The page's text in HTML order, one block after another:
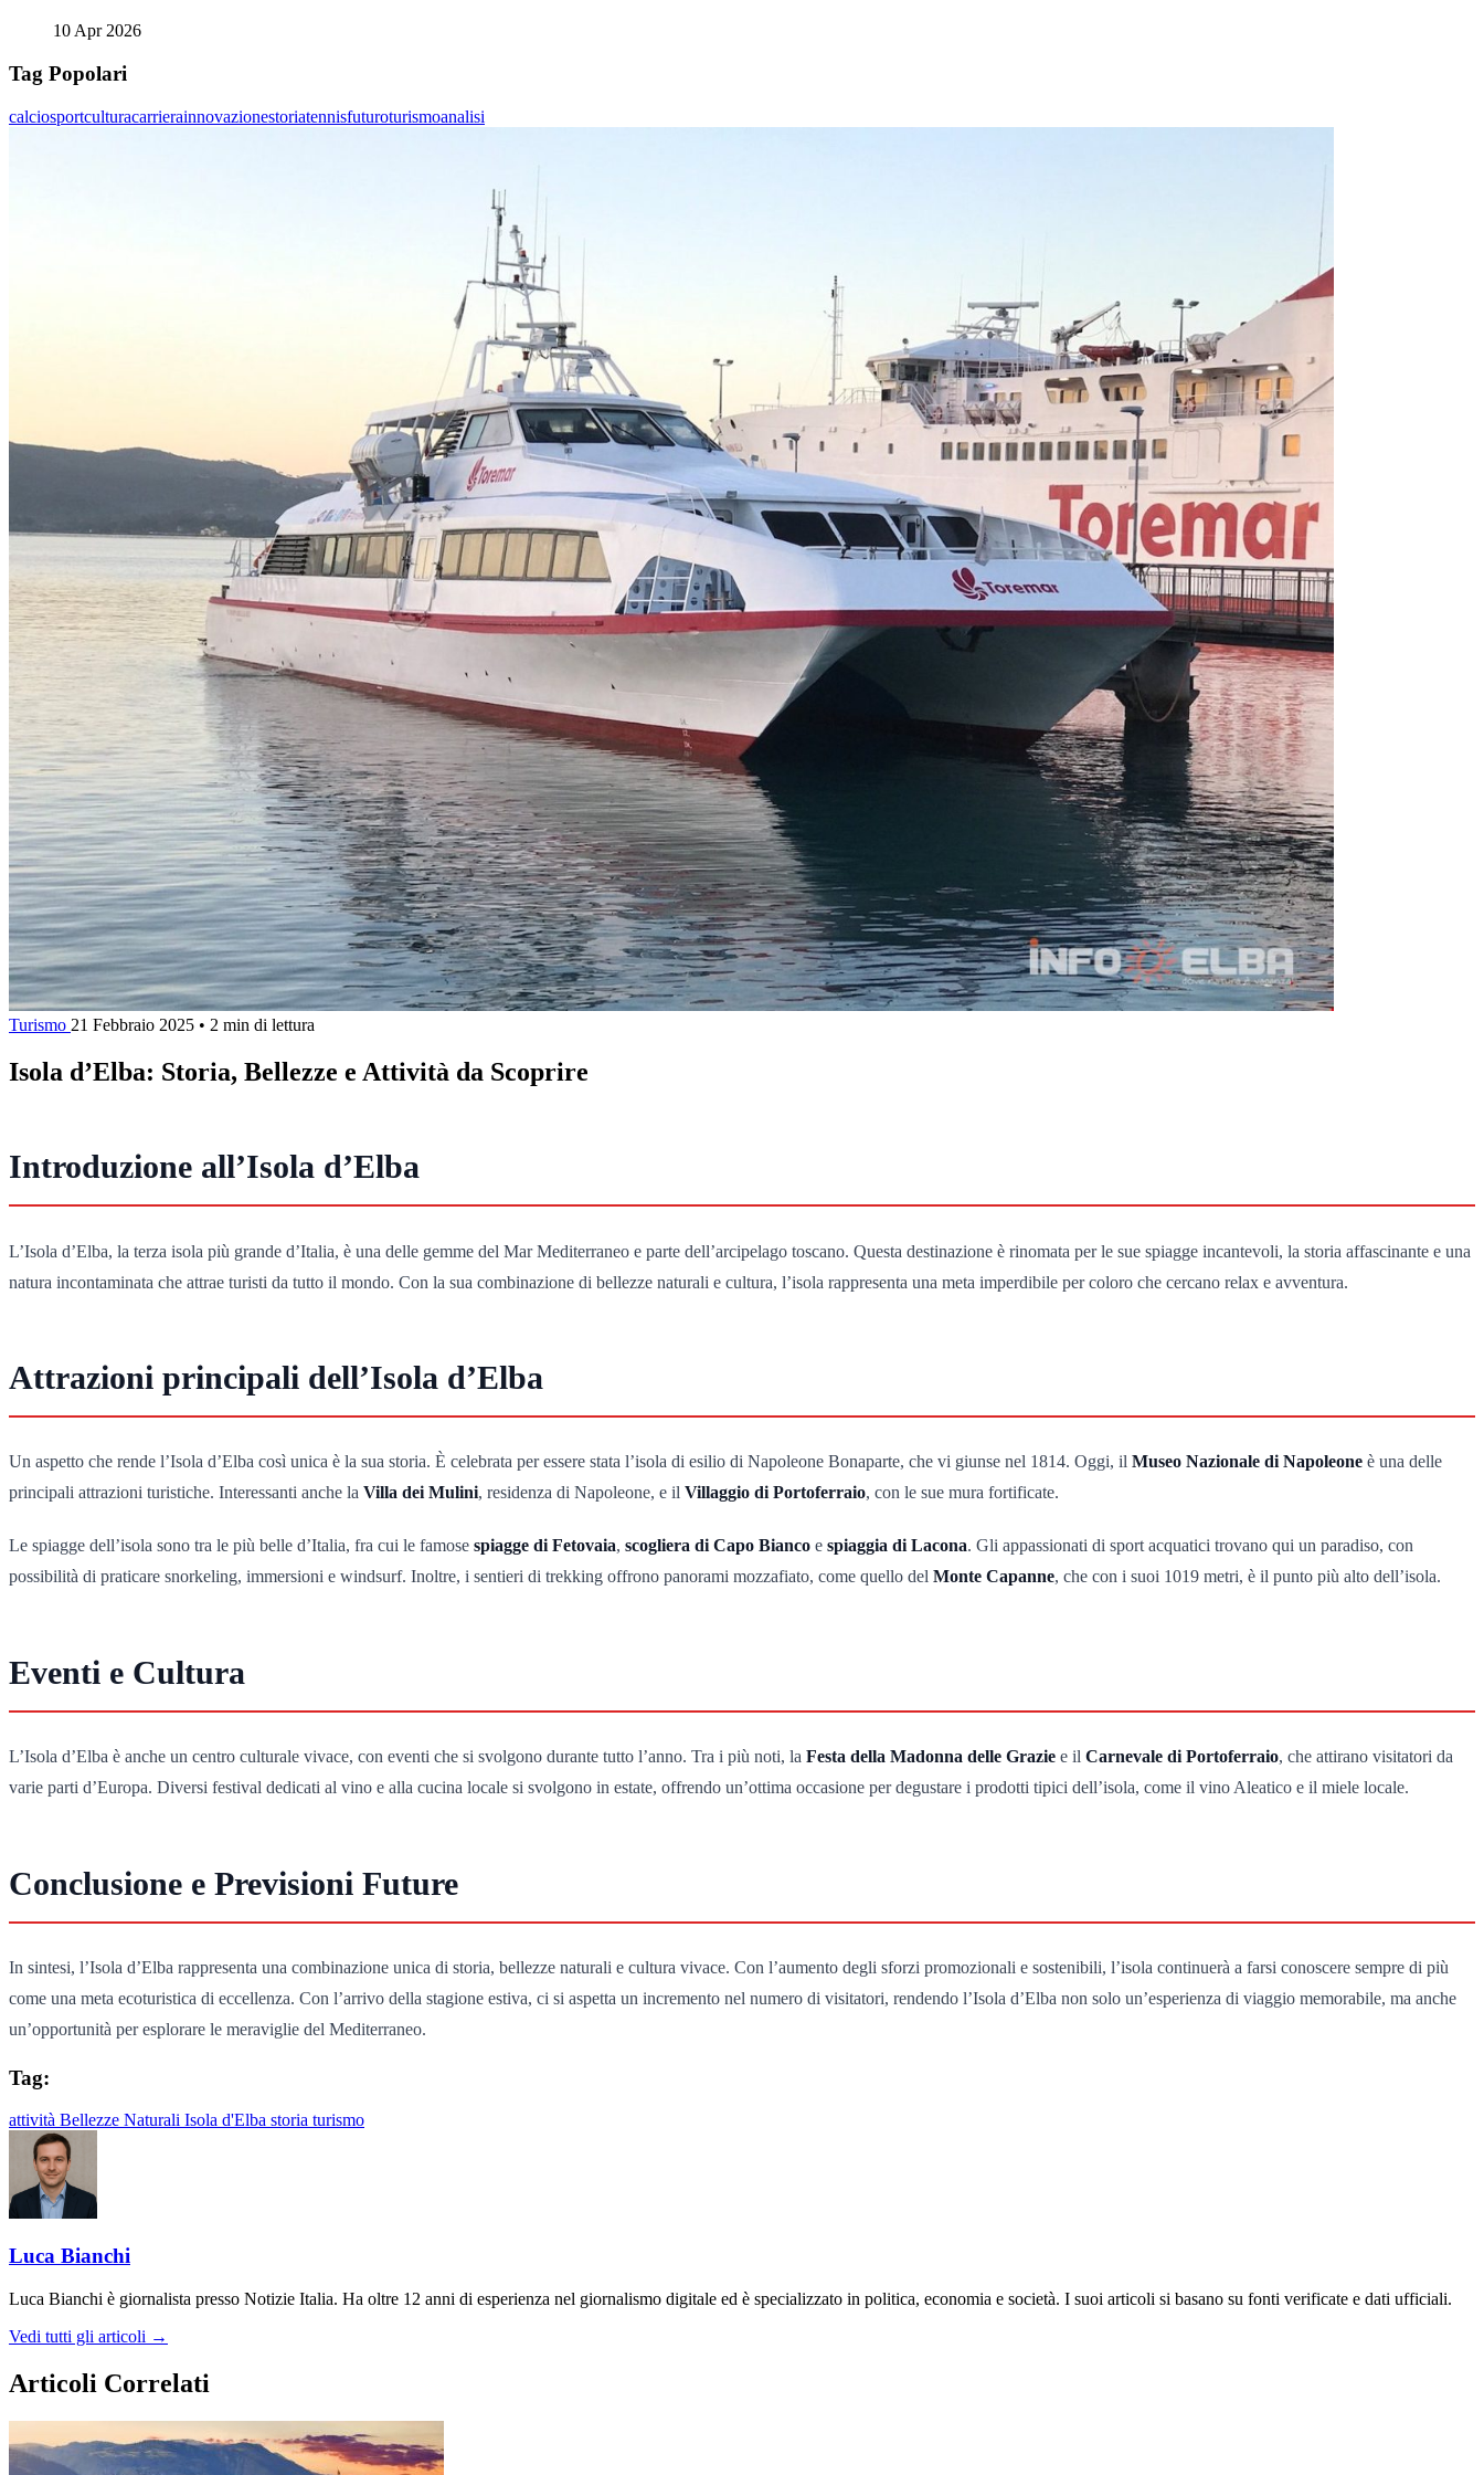
10 Apr 2026
Tag Popolari
calciosportculturacarrierainnovazionestoriatennisfuturoturismoanalisi
Turismo 21 Febbraio 2025 • 2 min di lettura
Isola d’Elba: Storia, Bellezze e Attività da Scoprire
Introduzione all’Isola d’Elba
L’Isola d’Elba, la terza isola più grande d’Italia, è una delle gemme del Mar Mediterraneo e parte dell’arcipelago toscano. Questa destinazione è rinomata per le sue spiagge incantevoli, la storia affascinante e una
natura incontaminata che attrae turisti da tutto il mondo. Con la sua combinazione di bellezze naturali e cultura, l’isola rappresenta una meta imperdibile per coloro che cercano relax e avventura.
Attrazioni principali dell’Isola d’Elba
Un aspetto che rende l’Isola d’Elba così unica è la sua storia. È celebrata per essere stata l’isola di esilio di Napoleone Bonaparte, che vi giunse nel 1814. Oggi, il Museo Nazionale di Napoleone è una delle
principali attrazioni turistiche. Interessanti anche la Villa dei Mulini, residenza di Napoleone, e il Villaggio di Portoferraio, con le sue mura fortificate.
Le spiagge dell’isola sono tra le più belle d’Italia, fra cui le famose spiagge di Fetovaia, scogliera di Capo Bianco e spiaggia di Lacona. Gli appassionati di sport acquatici trovano qui un paradiso, con
possibilità di praticare snorkeling, immersioni e windsurf. Inoltre, i sentieri di trekking offrono panorami mozzafiato, come quello del Monte Capanne, che con i suoi 1019 metri, è il punto più alto dell’isola.
Eventi e Cultura
L’Isola d’Elba è anche un centro culturale vivace, con eventi che si svolgono durante tutto l’anno. Tra i più noti, la Festa della Madonna delle Grazie e il Carnevale di Portoferraio, che attirano visitatori da
varie parti d’Europa. Diversi festival dedicati al vino e alla cucina locale si svolgono in estate, offrendo un’ottima occasione per degustare i prodotti tipici dell’isola, come il vino Aleatico e il miele locale.
Conclusione e Previsioni Future
In sintesi, l’Isola d’Elba rappresenta una combinazione unica di storia, bellezze naturali e cultura vivace. Con l’aumento degli sforzi promozionali e sostenibili, l’isola continuerà a farsi conoscere sempre di più
come una meta ecoturistica di eccellenza. Con l’arrivo della stagione estiva, ci si aspetta un incremento nel numero di visitatori, rendendo l’Isola d’Elba non solo un’esperienza di viaggio memorabile, ma anche
un’opportunità per esplorare le meraviglie del Mediterraneo.
Tag:
attività Bellezze Naturali Isola d'Elba storia turismo
Luca Bianchi
Luca Bianchi è giornalista presso Notizie Italia. Ha oltre 12 anni di esperienza nel giornalismo digitale ed è specializzato in politica, economia e società. I suoi articoli si basano su fonti verificate e dati ufficiali.
Vedi tutti gli articoli →
Articoli Correlati